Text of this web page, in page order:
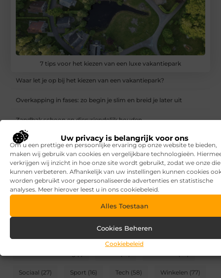
Uw privacy is belangrijk voor ons
Om u een prettige en persoonlijke ervaring op onze website te bieden,
maken wij gebruik van cookies en vergelijkbare technologieën.
verkrijgen wij inzicht in hoe onze site wordt gebruikt, zodat we onze
kunnen verbeteren. Afhankelijk van uw instellingen kunnen cookies
worden gebruikt voor gepersonaliseerde advertenties en statistische
analyses. Meer hierover leest u in ons cookiebeleid.
Alles Toestaan
Cookies Beheren
Cookiebeleid
7 tips voor het kiezen van een luxe vakantiepark
Waar let je op bij het kiezen van een vakantiepark?
Overkapping in fases: zo begin je slim en breid je later uit
Zandbak schoon en diervriendelijk houden
Vind de perfecte garage in Eerbeek
Aanrijdbeveiliging: voorkom schade, stilstand en onveilige
situaties op de werkvloer
Rijlessen in Haarlem? Zo vergroot je jouw kans om sneller te
slagen
Sociaal (27) Sport (16) Tech (58) Winkelen (77)